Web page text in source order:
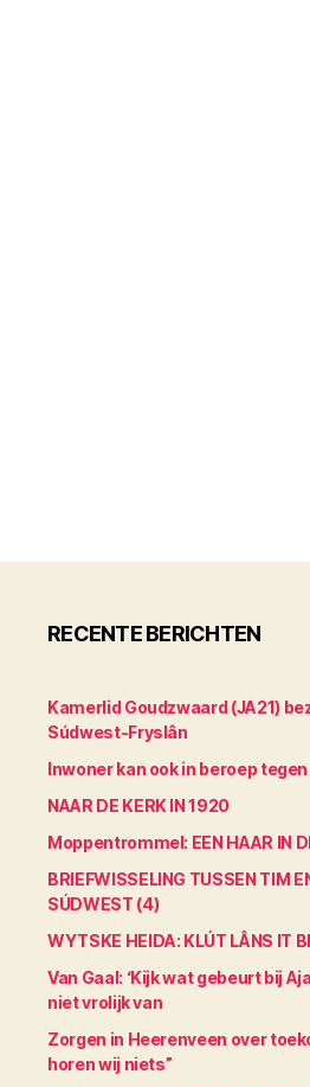
RECENTE BERICHTEN
Kamerlid Goudzwaard (JA21)
Súdwest-Fryslân
Inwoner kan ook in beroep
NAAR DE KERK IN 1920
Moppentrommel: EEN HAAR IN
BRIEFWISSELING TUSSEN TIM
SÚDWEST (4)
WYTSKE HEIDA: KLÚT LÂNS IT
Van Gaal: ‘Kijk wat gebeurt bij
niet vrolijk van
Zorgen in Heerenveen over
horen wij niets”